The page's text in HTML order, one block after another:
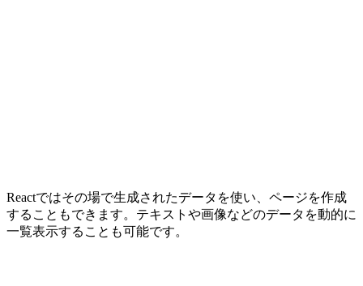
Reactではその場で生成されたデータを使い、ページを作成
することもできます。テキストや画像などのデータを動的に
一覧表示することも可能です。